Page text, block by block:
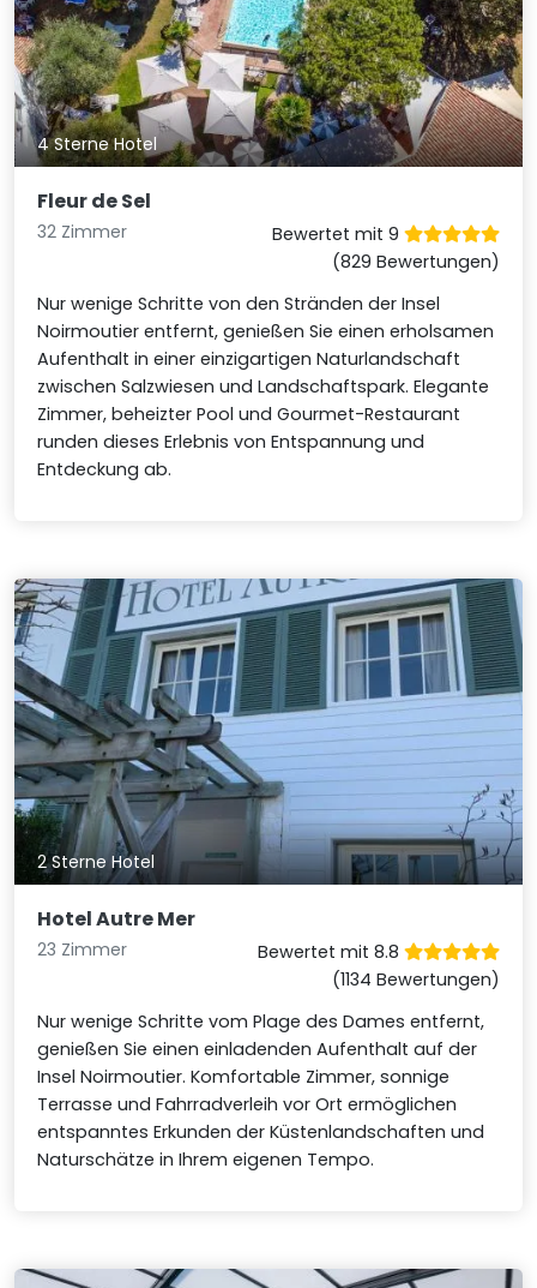
4 Sterne Hotel
Fleur de Sel
32 Zimmer
Bewertet mit 9
(829 Bewertungen)
Nur wenige Schritte von den Stränden der Insel
Noirmoutier entfernt, genießen Sie einen erholsamen
Aufenthalt in einer einzigartigen Naturlandschaft
zwischen Salzwiesen und Landschaftspark. Elegante
Zimmer, beheizter Pool und Gourmet-Restaurant
runden dieses Erlebnis von Entspannung und
Entdeckung ab.
2 Sterne Hotel
Hotel Autre Mer
23 Zimmer
Bewertet mit 8.8
(1134 Bewertungen)
Nur wenige Schritte vom Plage des Dames entfernt,
genießen Sie einen einladenden Aufenthalt auf der
Insel Noirmoutier. Komfortable Zimmer, sonnige
Terrasse und Fahrradverleih vor Ort ermöglichen
entspanntes Erkunden der Küstenlandschaften und
Naturschätze in Ihrem eigenen Tempo.